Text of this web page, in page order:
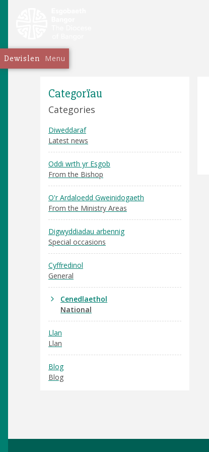
Dewislen Menu
Categorïau
Categories
Diweddaraf
Latest news
Oddi wrth yr Esgob
From the Bishop
O'r Ardaloedd Gweinidogaeth
From the Ministry Areas
Digwyddiadau arbennig
Special occasions
Cyffredinol
General
Cenedlaethol
National
Llan
Llan
Blog
Blog